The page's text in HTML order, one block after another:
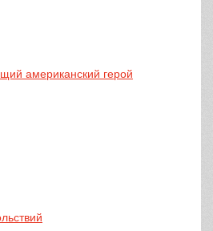
американский герой